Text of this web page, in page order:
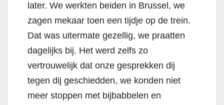
later. We werkten beiden in Brussel, we
zagen mekaar toen een tijdje op de trein.
Dat was uitermate gezellig, we praatten
dagelijks bij. Het werd zelfs zo
vertrouwelijk dat onze gesprekken dij
tegen dij geschiedden, we konden niet
meer stoppen met bijbabbelen en